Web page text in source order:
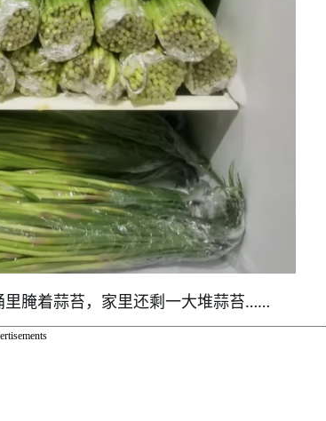
腌着蒜苔，家里还剩一大堆蒜苔……